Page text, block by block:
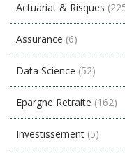
Actuariat & Risques
Assurance (6)
Data Science (52)
Epargne Retraite (162)
Investissement (5)